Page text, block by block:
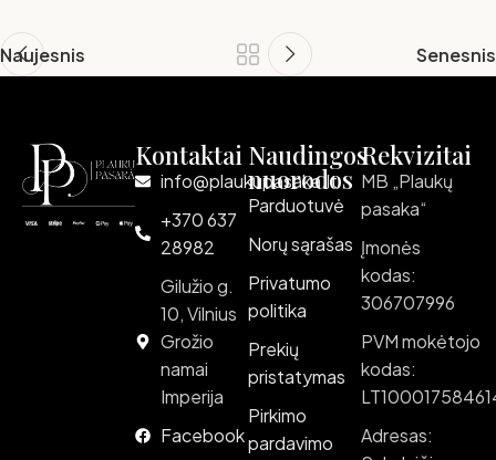
Naujesnis Senesnis
Kontaktai
info@plaukupasaka.lt
+370 637
28982
Gilužio g.
10, Vilnius
Grožio
namai
Imperija
Facebook
Naudingos
nuorodos
Parduotuvė
Norų sąrašas
Privatumo
politika
Prekių
pristatymas
Pirkimo
pardavimo
Rekvizitai
MB „Plaukų
pasaka“
Įmonės
kodas:
306707996
PVM mokėtojo
kodas:
Adresas: